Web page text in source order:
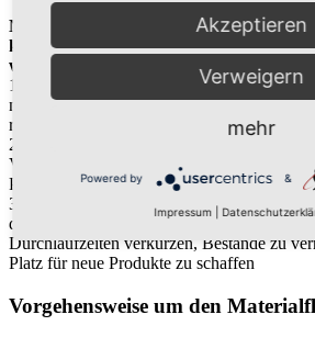
Neben der Optimierung von bereits
kann die Materialflussplanung auch
werden:
1. Bei der Neuplanung von Lager- und
neben der Konzentration auf Effizienz,
räumliche Verhältnisse vor Ort genommen.
2. Erweiterungen des Standorts
Vertriebsbereiche auf andere Mengengerüste
Produktion einzustellen.
3. Eine Effizienzsteigerung im
durch Verbesserungen im Materialfluss
Durchlaufzeiten verkürzen, Bestände zu
Platz für neue Produkte zu schaffen
Vorgehensweise um den
Akzeptieren
Verweigern
mehr
Powered by &
Impressum